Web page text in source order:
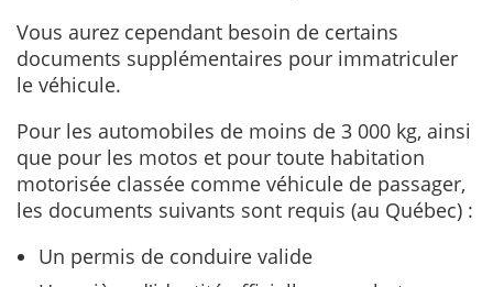
Vous aurez cependant besoin de certains
documents supplémentaires pour immatriculer
le véhicule.
Pour les automobiles de moins de 3 000 kg, ainsi
que pour les motos et pour toute habitation
motorisée classée comme véhicule de passager,
les documents suivants sont requis (au Québec) :
Un permis de conduire valide